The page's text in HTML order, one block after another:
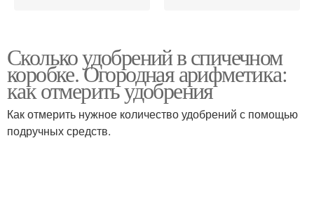
Сколько удобрений в спичечном
коробке. Огородная арифметика:
как отмерить удобрения
Как отмерить нужное количество удобрений с помощью
подручных средств.